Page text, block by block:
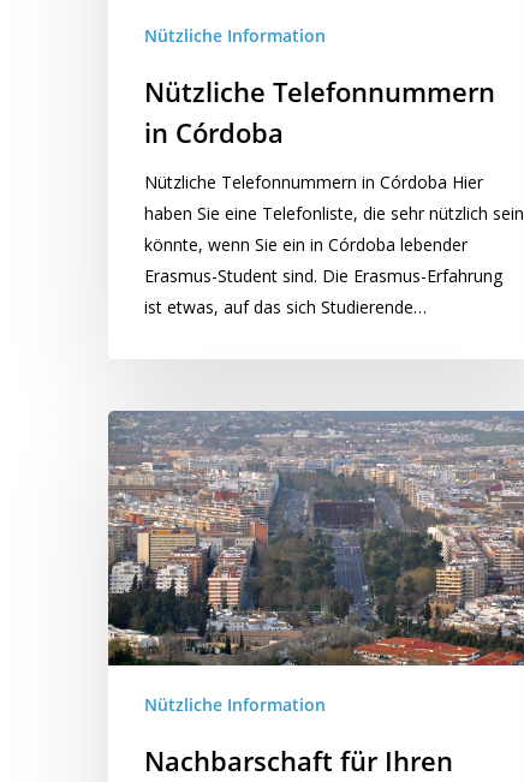
Nützliche Information
Nützliche Telefonnummern
in Córdoba
Nützliche Telefonnummern in Córdoba Hier
haben Sie eine Telefonliste, die sehr nützlich sein
könnte, wenn Sie ein in Córdoba lebender
Erasmus-Student sind. Die Erasmus-Erfahrung
ist etwas, auf das sich Studierende…
Nützliche Information
Nachbarschaft für Ihren